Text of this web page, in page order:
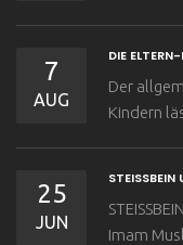
7
AUG
DIE
Der
Kindern
25
JUN
STEISSBEIN
Imam